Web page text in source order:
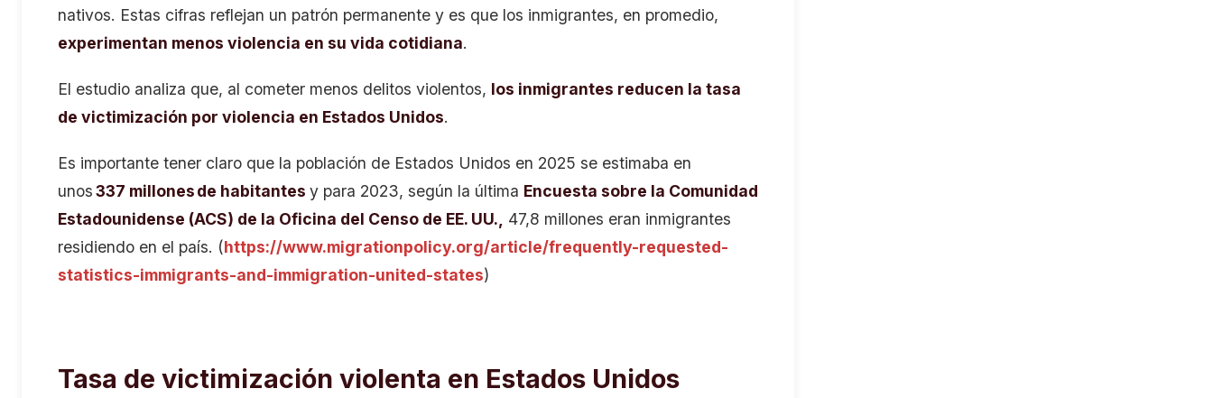
nativos. Estas cifras reflejan un patrón permanente y es que los inmigrantes, en promedio,
experimentan menos violencia en su vida cotidiana.
El estudio analiza que, al cometer menos delitos violentos, los inmigrantes reducen la tasa
de victimización por violencia en Estados Unidos.
Es importante tener claro que la población de Estados Unidos en 2025 se estimaba en
unos337 millones de habitantes y para 2023, según la última Encuesta sobre la Comunidad
Estadounidense (ACS) de la Oficina del Censo de EE. UU.,
47,8 millones eran inmigrantes
residiendo en el país. (https://www.migrationpolicy.org/article/frequently-requested-
statistics-immigrants-and-immigration-united-states)
Tasa de victimización violenta en Estados Unidos